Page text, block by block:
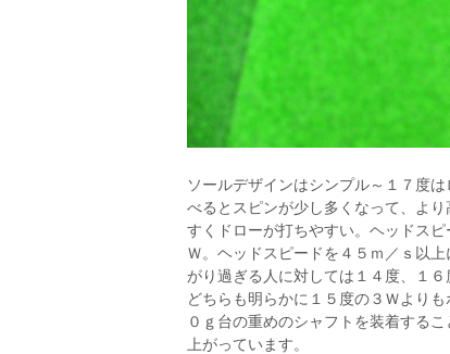
ソールデザインはシンプル～１７度
べるとスピンが少し多くなって、よ
すくドローが打ちやすい。ヘッドス
Ｗ。ヘッドスピードを４５ｍ／ｓ以
がり過ぎる人に対しては１４度、１６
どちらも明らかに１５度の３Ｗより
０ｇ台の重めのシャフトを装着する
上がっています。